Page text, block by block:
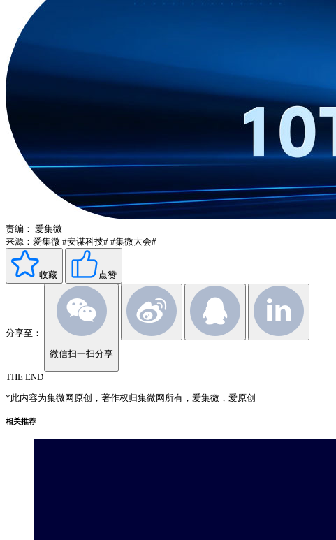
责编： 爱集微
来源：爱集微 #安谋科技# #集微大会#
收藏 点赞
分享至：
微信扫一扫分享
THE END
*此内容为集微网原创，著作权归集微网所有，爱集微，爱原创
相关推荐